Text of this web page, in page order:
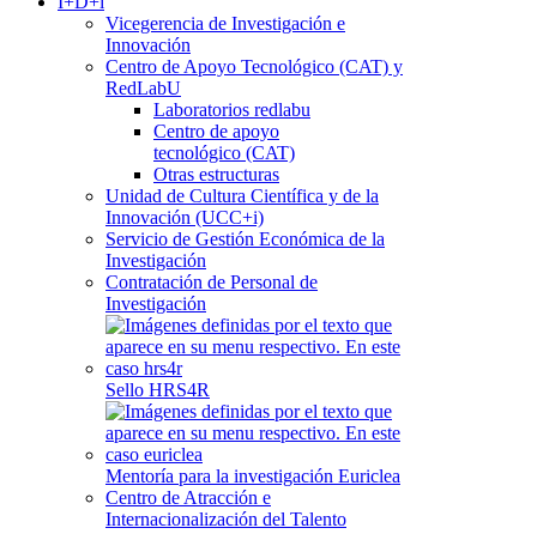
Vicegerencia de Investigación e
Innovación
Centro de Apoyo Tecnológico (CAT) y
RedLabU
Laboratorios redlabu
Centro de apoyo
tecnológico (CAT)
Otras estructuras
Unidad de Cultura Científica y de la
Innovación (UCC+i)
Servicio de Gestión Económica de la
Investigación
Contratación de Personal de
Investigación
Sello HRS4R
Mentoría para la investigación Euriclea
Centro de Atracción e
Internacionalización del Talento